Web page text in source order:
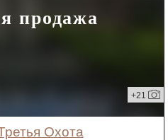
продажа
+21
Охота